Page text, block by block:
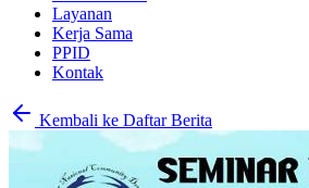
Layanan
Kerja Sama
PPID
Kontak
Kembali ke Daftar Berita